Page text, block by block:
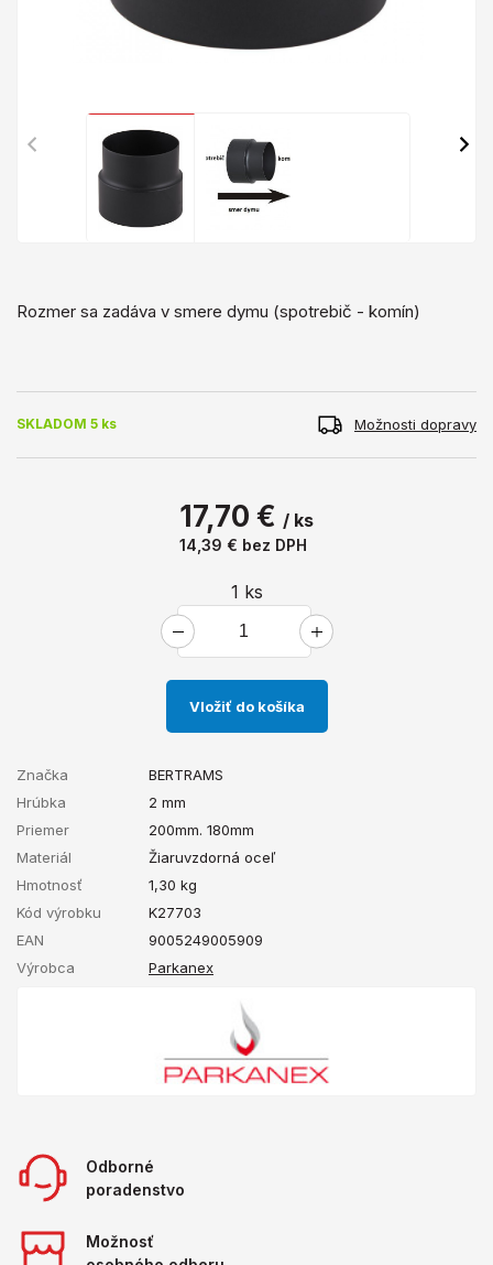
Rozmer sa zadáva v smere dymu (spotrebič - komín)
SKLADOM 5 ks Možnosti dopravy
17,70 € / ks
14,39 € bez DPH
1 ks
Vložiť do košíka
Značka
BERTRAMS
Hrúbka
2 mm
Priemer
200mm. 180mm
Materiál
Žiaruvzdorná oceľ
Hmotnosť
1,30 kg
Kód výrobku
K27703
EAN
9005249005909
Výrobca
Parkanex
Odborné
poradenstvo
Možnosť